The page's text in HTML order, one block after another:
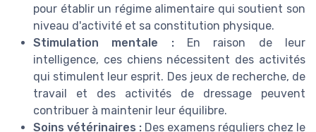
pour établir un régime alimentaire qui soutient son
niveau d'activité et sa constitution physique.
Stimulation mentale :En raison de leur
intelligence, ces chiens nécessitent des activités
qui stimulent leur esprit. Des jeux de recherche, de
travail et des activités de dressage peuvent
contribuer à maintenir leur équilibre.
Soins vétérinaires : Des examens réguliers chez le